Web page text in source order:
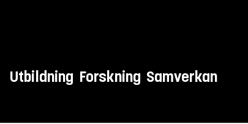
Utbildning Forskning Samverkan